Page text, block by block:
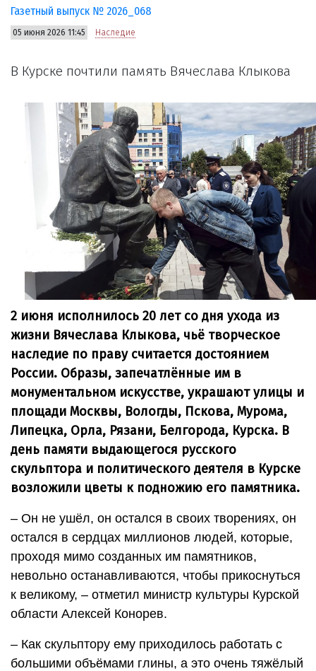
Газетный выпуск № 2026_068
05 июня 2026 11:45 Наследие
В Курске почтили память Вячеслава Клыкова
2 июня исполнилось 20 лет со дня ухода из
жизни Вячеслава Клыкова, чьё творческое
наследие по праву считается достоянием
России. Образы, запечатлённые им в
монументальном искусстве, украшают улицы и
площади Москвы, Вологды, Пскова, Мурома,
Липецка, Орла, Рязани, Белгорода, Курска. В
день памяти выдающегося русского
скульптора и политического деятеля в Курске
возложили цветы к подножию его памятника.
– Он не ушёл, он остался в своих творениях, он
остался в сердцах миллионов людей, которые,
проходя мимо созданных им памятников,
невольно останавливаются, чтобы прикоснуться
к великому, – отметил министр культуры Курской
области Алексей Конорев.
– Как скульптору ему приходилось работать с
большими объёмами глины, а это очень тяжёлый